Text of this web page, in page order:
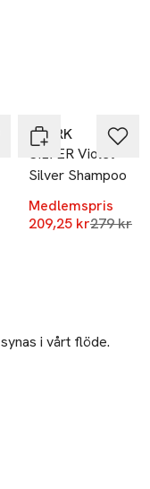
BJÖRK
SILVER Violet
Silver Shampoo
Medlemspris
209,25 krLägsta
279 kr
i vårt flöde.